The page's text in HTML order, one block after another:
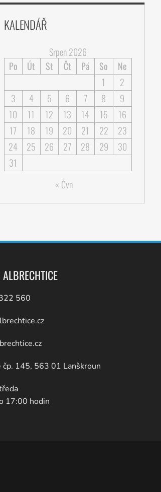
KALENDÁŘ
Srpen 2026
Po
Út St Čt Pá So
Ne
1
2
3
4 5 6 7 8
9
10
11 12 13 14 15
16
17
18 19 20 21 22
23
24
25 26 27 28 29
30
31
« Čvn
560
145, 563 01 Lanškroun
17:00 hodin